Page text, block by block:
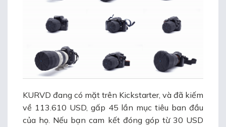
KURVD đang có mặt trên Kickstarter, và đã kiếm
về 113.610 USD, gấp 45 lần mục tiêu ban đầu
của họ. Nếu bạn cam kết đóng góp từ 30 USD